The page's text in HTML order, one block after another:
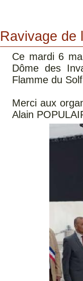
Ravivage de
Ce mardi 6
Dôme des
Flamme du
Merci aux
Alain